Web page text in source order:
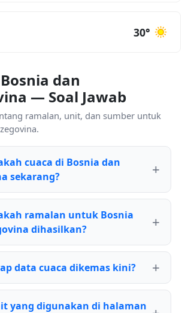
30°
dan
— Soal Jawab
ramalan, unit, dan sumber untuk
cuaca di Bosnia dan
sekarang?
ramalan untuk Bosnia
dihasilkan?
data cuaca dikemas kini?
yang digunakan di halaman